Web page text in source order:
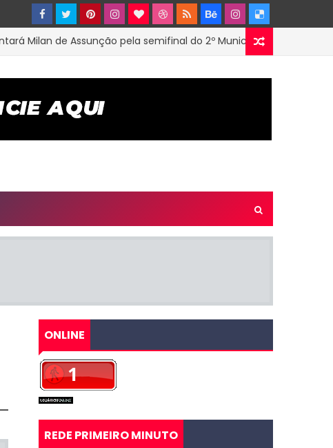
de Assunção pela semifinal do 2º Municipal de Futsal em
ONLINE
REDE PRIMEIRO MINUTO